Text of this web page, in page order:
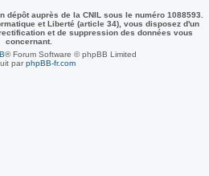
dépôt auprès de la CNIL sous le numéro 1088593.
et Liberté (article 34), vous disposez d'un
et de suppression des données vous
concernant.
® Forum Software © phpBB Limited
parphpBB-fr.com